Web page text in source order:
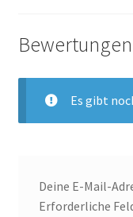
Bewertungen
Es gibt
Deine E-Mail-
Erforderliche